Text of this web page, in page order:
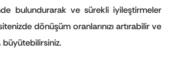
bulundurarak ve sürekli iyileştirmeler
dönüşüm oranlarınızı artırabilir ve